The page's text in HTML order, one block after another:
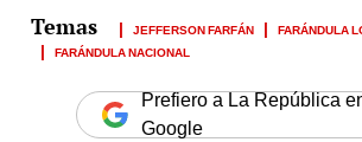
JEFFERSON FARFÁN
FARÁNDULA
FARÁNDULA NACIONAL
Prefiero a La República
Google